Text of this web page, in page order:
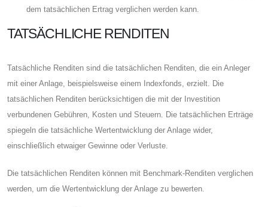
dem tatsächlichen Ertrag verglichen werden kann.
TATSÄCHLICHE RENDITEN
Tatsächliche Renditen sind die tatsächlichen Renditen, die ein Anleger
mit einer Anlage, beispielsweise einem Indexfonds, erzielt. Die
tatsächlichen Renditen berücksichtigen die mit der Investition
verbundenen Gebühren, Kosten und Steuern. Die tatsächlichen Erträge
spiegeln die tatsächliche Wertentwicklung der Anlage wider,
einschließlich etwaiger Gewinne oder Verluste.
Die tatsächlichen Renditen können mit Benchmark-Renditen verglichen
werden, um die Wertentwicklung der Anlage zu bewerten.